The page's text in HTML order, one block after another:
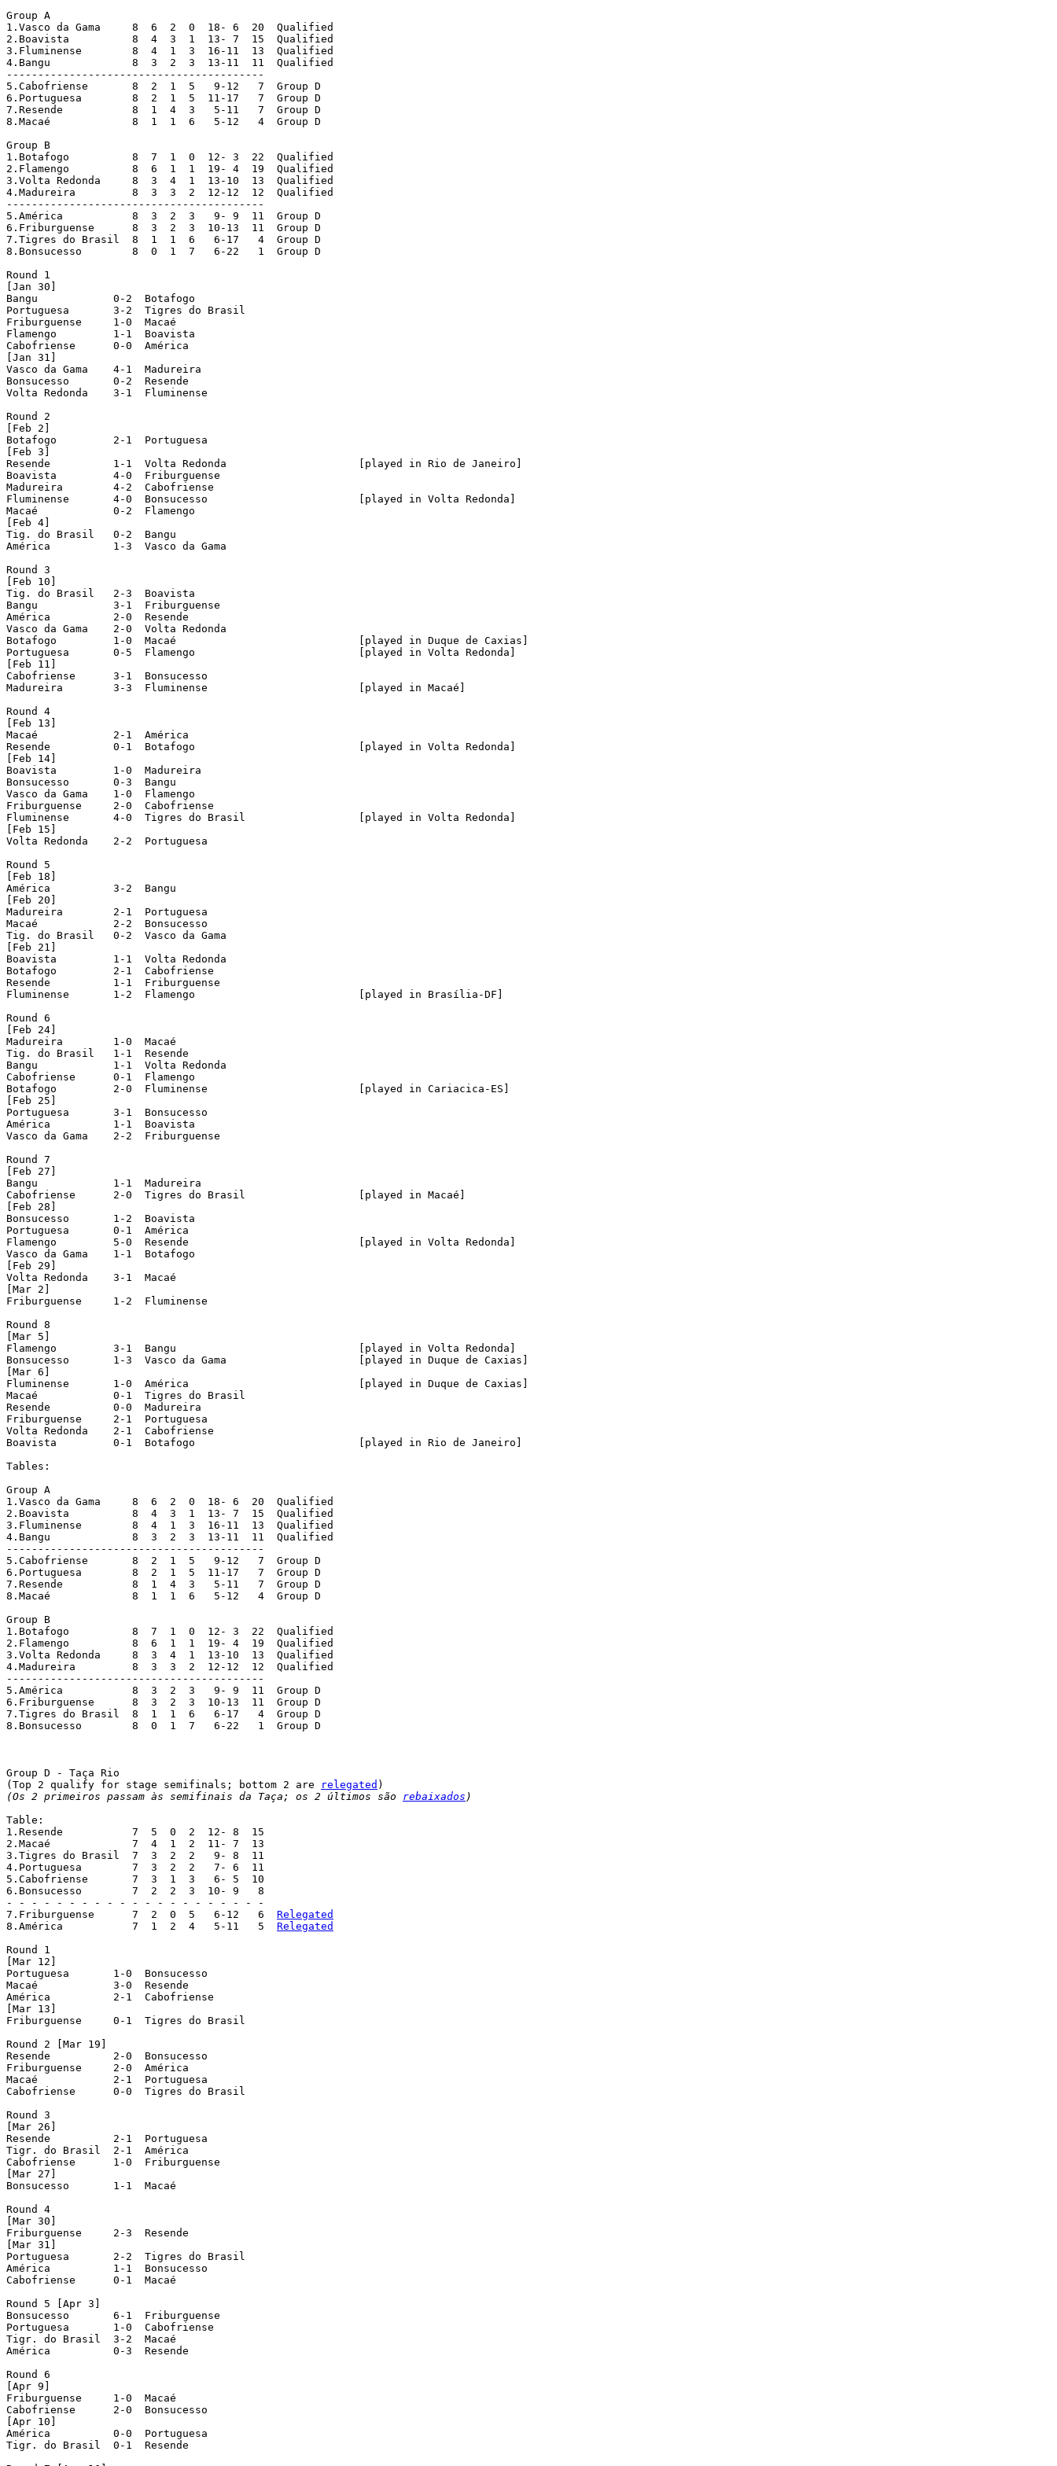
Group A
1.Vasco da Gama	    8  6  2  0  18- 6  20  Qualified
2.Boavista	    8  4  3  1  13- 7  15  Qualified
3.Fluminense	    8  4  1  3  16-11  13  Qualified
4.Bangu		    8  3  2  3  13-11  11  Qualified
-----------------------------------------
5.Cabofriense	    8  2  1  5   9-12   7  Group D
6.Portuguesa	    8  2  1  5  11-17   7  Group D
7.Resende	    8  1  4  3   5-11   7  Group D
8.Macaé		    8  1  1  6   5-12   4  Group D
Group B
1.Botafogo	    8  7  1  0  12- 3  22  Qualified
2.Flamengo	    8  6  1  1  19- 4  19  Qualified
3.Volta Redonda	    8  3  4  1  13-10  13  Qualified
4.Madureira	    8  3  3  2  12-12  12  Qualified
-----------------------------------------
5.América	    8  3  2  3   9- 9  11  Group D
6.Friburguense	    8  3  2  3  10-13  11  Group D
7.Tigres do Brasil  8  1  1  6   6-17   4  Group D
8.Bonsucesso	    8  0  1  7   6-22   1  Group D
Round 1
[Jan 30]
Bangu		 0-2  Botafogo
Portuguesa	 3-2  Tigres do Brasil
Friburguense	 1-0  Macaé
Flamengo	 1-1  Boavista
Cabofriense	 0-0  América
[Jan 31]
Vasco da Gama	 4-1  Madureira
Bonsucesso	 0-2  Resende
Volta Redonda	 3-1  Fluminense
Round 2
[Feb 2]
Botafogo	 2-1  Portuguesa
[Feb 3]
Resende		 1-1  Volta Redonda			[played in Rio de Janeiro]
Boavista	 4-0  Friburguense
Madureira	 4-2  Cabofriense
Fluminense	 4-0  Bonsucesso			[played in Volta Redonda]
Macaé		 0-2  Flamengo
[Feb 4]
Tig. do Brasil	 0-2  Bangu
América	 	 1-3  Vasco da Gama
Round 3
[Feb 10]
Tig. do Brasil	 2-3  Boavista
Bangu		 3-1  Friburguense
América		 2-0  Resende
Vasco da Gama	 2-0  Volta Redonda
Botafogo	 1-0  Macaé				[played in Duque de Caxias]
Portuguesa	 0-5  Flamengo				[played in Volta Redonda]
[Feb 11]
Cabofriense	 3-1  Bonsucesso
Madureira	 3-3  Fluminense			[played in Macaé]
Round 4
[Feb 13]
Macaé		 2-1  América
Resende		 0-1  Botafogo				[played in Volta Redonda]
[Feb 14]
Boavista	 1-0  Madureira
Bonsucesso	 0-3  Bangu
Vasco da Gama	 1-0  Flamengo
Friburguense	 2-0  Cabofriense
Fluminense	 4-0  Tigres do Brasil			[played in Volta Redonda]
[Feb 15]
Volta Redonda	 2-2  Portuguesa
Round 5
[Feb 18]
América		 3-2  Bangu
[Feb 20]
Madureira	 2-1  Portuguesa
Macaé		 2-2  Bonsucesso
Tig. do Brasil	 0-2  Vasco da Gama
[Feb 21]
Boavista	 1-1  Volta Redonda
Botafogo	 2-1  Cabofriense
Resende		 1-1  Friburguense
Fluminense	 1-2  Flamengo				[played in Brasília-DF]
Round 6
[Feb 24]
Madureira	 1-0  Macaé
Tig. do Brasil	 1-1  Resende
Bangu		 1-1  Volta Redonda
Cabofriense	 0-1  Flamengo
Botafogo	 2-0  Fluminense			[played in Cariacica-ES]
[Feb 25]
Portuguesa	 3-1  Bonsucesso
América		 1-1  Boavista
Vasco da Gama	 2-2  Friburguense
Round 7
[Feb 27]
Bangu		 1-1  Madureira
Cabofriense	 2-0  Tigres do Brasil			[played in Macaé]
[Feb 28]
Bonsucesso	 1-2  Boavista
Portuguesa	 0-1  América
Flamengo	 5-0  Resende				[played in Volta Redonda]
Vasco da Gama	 1-1  Botafogo
[Feb 29]
Volta Redonda	 3-1  Macaé
[Mar 2]
Friburguense	 1-2  Fluminense
Round 8
[Mar 5]
Flamengo	 3-1  Bangu				[played in Volta Redonda]
Bonsucesso	 1-3  Vasco da Gama			[played in Duque de Caxias]
[Mar 6]
Fluminense	 1-0  América				[played in Duque de Caxias]
Macaé		 0-1  Tigres do Brasil
Resende		 0-0  Madureira
Friburguense	 2-1  Portuguesa
Volta Redonda	 2-1  Cabofriense
Boavista	 0-1  Botafogo				[played in Rio de Janeiro]
Tables:
Group A
1.Vasco da Gama	    8  6  2  0  18- 6  20  Qualified
2.Boavista	    8  4  3  1  13- 7  15  Qualified
3.Fluminense	    8  4  1  3  16-11  13  Qualified
4.Bangu		    8  3  2  3  13-11  11  Qualified
-----------------------------------------
5.Cabofriense	    8  2  1  5   9-12   7  Group D
6.Portuguesa	    8  2  1  5  11-17   7  Group D
7.Resende	    8  1  4  3   5-11   7  Group D
8.Macaé		    8  1  1  6   5-12   4  Group D
Group B
1.Botafogo	    8  7  1  0  12- 3  22  Qualified
2.Flamengo	    8  6  1  1  19- 4  19  Qualified
3.Volta Redonda	    8  3  4  1  13-10  13  Qualified
4.Madureira	    8  3  3  2  12-12  12  Qualified
-----------------------------------------
5.América	    8  3  2  3   9- 9  11  Group D
6.Friburguense	    8  3  2  3  10-13  11  Group D
7.Tigres do Brasil  8  1  1  6   6-17   4  Group D
8.Bonsucesso	    8  0  1  7   6-22   1  Group D
Group D - Taça Rio
(Top 2 qualify for stage semifinals; bottom 2 are
relegated
(Os 2 primeiros passam às semifinais da Taça; os 2 últimos são rebaixados )
Table:
1.Resende	    7  5  0  2  12- 8  15
2.Macaé		    7  4  1  2  11- 7  13
3.Tigres do Brasil  7  3  2  2   9- 8  11
4.Portuguesa	    7  3  2  2   7- 6  11
5.Cabofriense	    7  3  1  3   6- 5  10
6.Bonsucesso	    7  2  2  3  10- 9   8
- - - - - - - - - - - - - - - - - - - - -
7.Friburguense	    7  2  0  5   6-12   6 Relegated
8.América	    7  1  2  4   5-11   5 Relegated
Round 1
[Mar 12]
Portuguesa 	 1-0  Bonsucesso
Macaé 		 3-0  Resende
América 	 2-1  Cabofriense
[Mar 13]
Friburguense 	 0-1  Tigres do Brasil
Round 2 [Mar 19]
Resende 	 2-0  Bonsucesso
Friburguense 	 2-0  América
Macaé 		 2-1  Portuguesa
Cabofriense 	 0-0  Tigres do Brasil
Round 3
[Mar 26]
Resende 	 2-1  Portuguesa
Tigr. do Brasil  2-1  América
Cabofriense 	 1-0  Friburguense
[Mar 27]
Bonsucesso 	 1-1  Macaé
Round 4
[Mar 30]
Friburguense 	 2-3  Resende
[Mar 31]
Portuguesa 	 2-2  Tigres do Brasil
América 	 1-1  Bonsucesso
Cabofriense 	 0-1  Macaé
Round 5 [Apr 3]
Bonsucesso 	 6-1  Friburguense
Portuguesa 	 1-0  Cabofriense
Tigr. do Brasil  3-2  Macaé
América 	 0-3  Resende
Round 6
[Apr 9]
Friburguense 	 1-0  Macaé
Cabofriense 	 2-0  Bonsucesso
[Apr 10]
América 	 0-0  Portuguesa
Tigr. do Brasil  0-1  Resende